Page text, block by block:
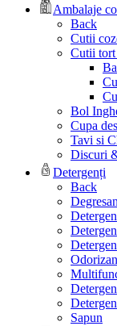
Ambalaje
Back
Cutii
Cutii
Bol
Cupa
Tavi si
Discuri
Detergenți
Back
Sapun